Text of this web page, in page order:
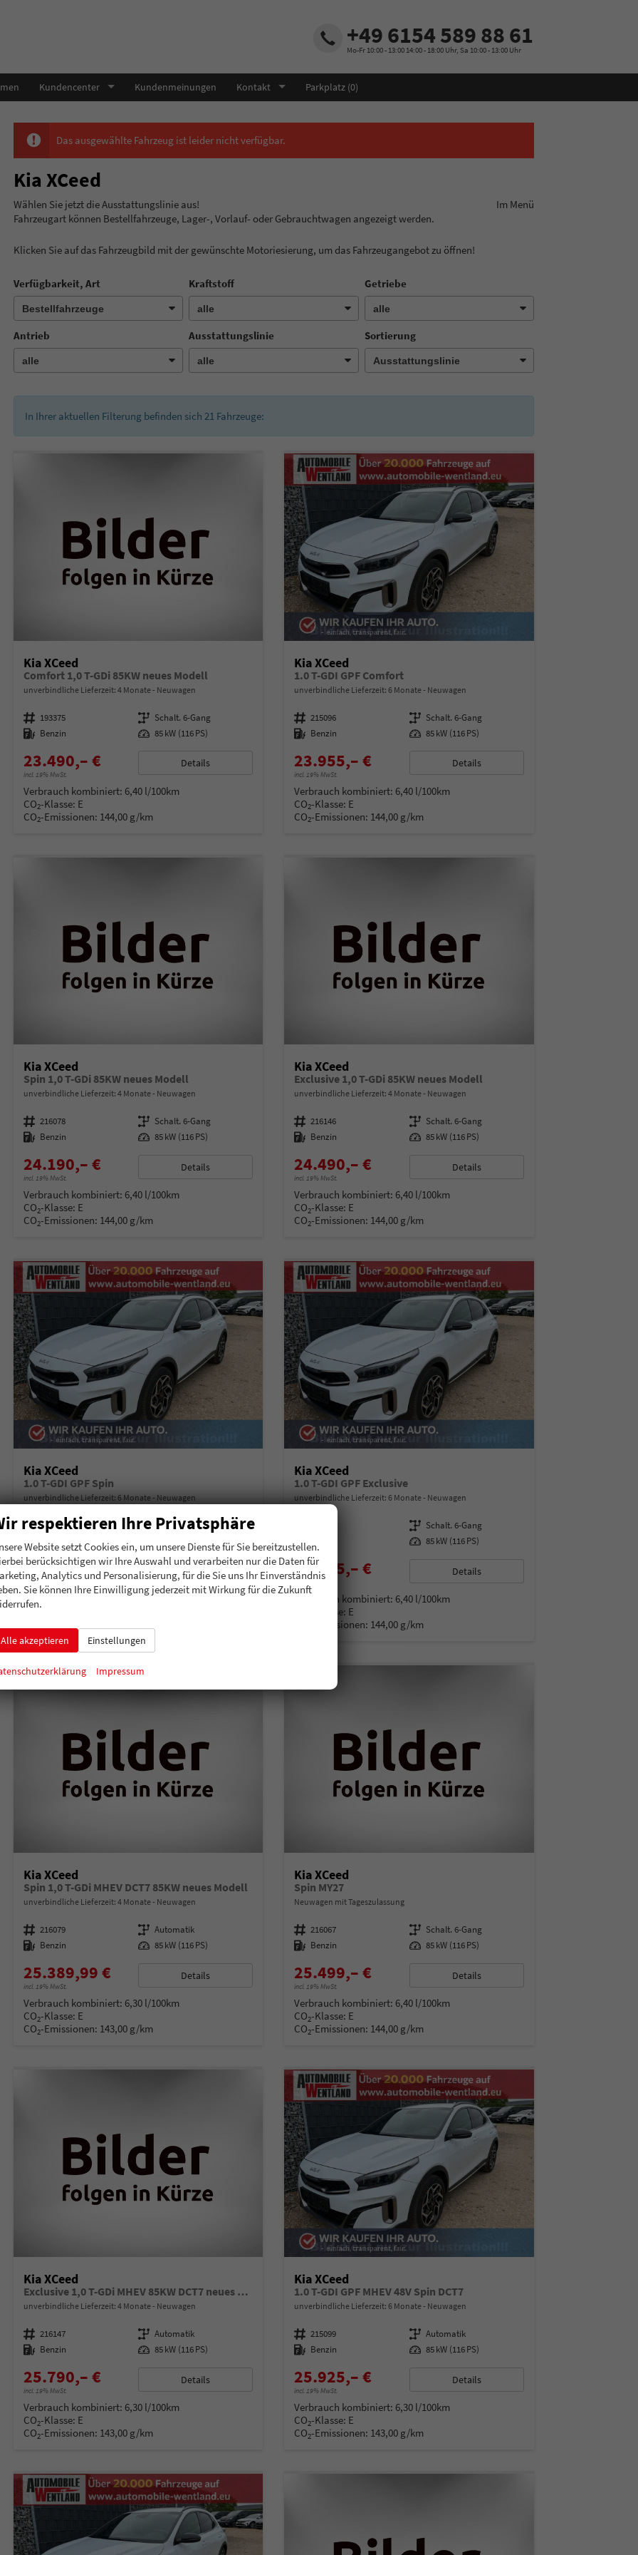
+49 6154 589 88 61
Mo-Fr 10:00 - 13:00 14:00 - 18:00 Uhr, Sa 10:00 - 13:00 Uhr
Kundencenter Kundenmeinungen Kontakt Parkplatz (0)
Das ausgewählte Fahrzeug ist leider nicht verfügbar.
Kia XCeed
Wählen Sie jetzt die Ausstattungslinie aus! Im Menü
Fahrzeugart können Bestellfahrzeuge, Lager-, Vorlauf- oder Gebrauchtwagen angezeigt werden.
Klicken Sie auf das Fahrzeugbild mit der gewünschte Motoriesierung, um das Fahrzeugangebot zu öffnen!
Verfügbarkeit, Art Kraftstoff Getriebe
Antrieb Ausstattungslinie Sortierung
In Ihrer aktuellen Filterung befinden sich 21 Fahrzeuge:
Kia XCeed
Comfort 1,0 T-GDi 85KW neues Modell
unverbindliche Lieferzeit: 4 Monate Neuwagen
Fahrzeugnummer 193375 Getriebe Schalt. 6-Gang
Kraftstoff Benzin Leistung 85 kW (116 PS)
23.490,– €
incl. 19% MwSt.
Details
Verbrauch kombiniert: 6,40 l/100km
CO2-Klasse: E
CO2-Emissionen: 144,00 g/km
Kia XCeed
1.0 T-GDI GPF Comfort
unverbindliche Lieferzeit:6 Monate Neuwagen
Fahrzeugnummer 215096 Getriebe Schalt. 6-Gang
Kraftstoff Benzin Leistung 85 kW (116 PS)
23.955,– €
incl. 19% MwSt.
Details
Verbrauch kombiniert: 6,40 l/100km
CO2-Klasse: E
CO2-Emissionen: 144,00 g/km
Kia XCeed
Spin 1,0 T-GDi 85KW neues Modell
unverbindliche Lieferzeit: 4 Monate Neuwagen
Fahrzeugnummer 216078 Getriebe Schalt. 6-Gang
Kraftstoff Benzin Leistung 85 kW (116 PS)
24.190,– €
incl. 19% MwSt.
Details
Verbrauch kombiniert: 6,40 l/100km
CO2-Klasse: E
CO2-Emissionen: 144,00 g/km
Kia XCeed
Exclusive 1,0 T-GDi 85KW neues Modell
unverbindliche Lieferzeit:4 Monate Neuwagen
Fahrzeugnummer 216146 Getriebe Schalt. 6-Gang
Kraftstoff Benzin Leistung 85 kW (116 PS)
24.490,– €
incl. 19% MwSt.
Details
Verbrauch kombiniert: 6,40 l/100km
CO2-Klasse: E
CO2-Emissionen: 144,00 g/km
Kia XCeed
1.0 T-GDI GPF Spin
unverbindliche Lieferzeit: 6 Monate Neuwagen
Fahrzeugnummer 215098 Getriebe Schalt. 6-Gang
Kraftstoff Benzin 85 kW (116 PS)
24.675,– €
incl. 19% MwSt.
Details
Verbrauch kombiniert:
6,40 l/100km
CO -Klasse:
2
Kia XCeed
1.0 T-GDI GPF Exclusive
unverbindliche Lieferzeit:6 Monate Neuwagen
Getriebe Schalt. 6-Gang
Kraftstoff
Leistung 85 kW (116 PS)
25.025,– € Details
Verbrauch kombiniert: 6,40 l/100km
-Klasse: E
-Emissionen: 144,00 g/km
Kia XCeed
Spin 1,0 T-GDi MHEV DCT7 85KW neues Modell
unverbindliche Lieferzeit: 4 Monate Neuwagen
Fahrzeugnummer 216079 Getriebe Automatik
Kraftstoff Benzin Leistung 85 kW (116 PS)
25.389,99 €
incl. 19% MwSt.
Details
Verbrauch kombiniert: 6,30 l/100km
CO2-Klasse: E
CO2-Emissionen: 143,00 g/km
Kia XCeed
Spin MY27
Neuwagen mit Tageszulassung
Fahrzeugnummer 216067 Getriebe Schalt. 6-Gang
Kraftstoff Benzin Leistung 85 kW (116 PS)
25.499,– €
incl. 19% MwSt.
Details
Verbrauch kombiniert: 6,40 l/100km
CO2-Klasse: E
CO2-Emissionen: 144,00 g/km
Kia XCeed
Exclusive 1,0 T-GDi MHEV 85KW DCT7 neues Modell
unverbindliche Lieferzeit: 4 Monate Neuwagen
Fahrzeugnummer 216147 Getriebe Automatik
Kraftstoff Benzin Leistung 85 kW (116 PS)
25.790,– €
incl. 19% MwSt.
Details
Verbrauch kombiniert: 6,30 l/100km
CO2-Klasse: E
CO2-Emissionen: 143,00 g/km
Kia XCeed
1.0 T-GDI GPF MHEV 48V Spin DCT7
unverbindliche Lieferzeit:6 Monate Neuwagen
Fahrzeugnummer 215099 Getriebe Automatik
Kraftstoff Benzin Leistung 85 kW (116 PS)
25.925,– €
incl. 19% MwSt.
Details
Verbrauch kombiniert: 6,30 l/100km
CO2-Klasse: E
CO2-Emissionen: 143,00 g/km
respektieren Ihre Privatsphäre
Website setzt Cookies ein, um unsere Dienste für Sie bereitzustellen.
berücksichtigen wir Ihre Auswahl und verarbeiten nur die Daten für
Analytics und Personalisierung, für die Sie uns Ihr Einverständnis
Sie können Ihre Einwilligung jederzeit mit Wirkung für die Zukunft
Alle akzeptieren Einstellungen
Impressum